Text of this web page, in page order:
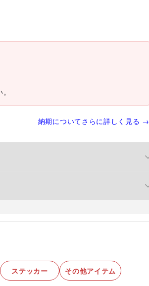
納期についてさらに詳しく見る →
ステッカー その他アイテム